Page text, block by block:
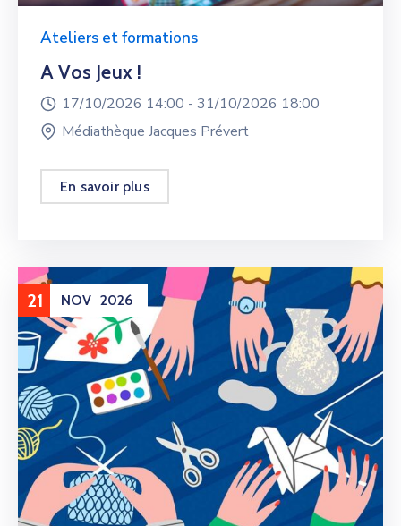
Ateliers et formations
A Vos Jeux !
17/10/2026 14:00 - 31/10/2026 18:00
Médiathèque Jacques Prévert
En savoir plus
21 NOV 2026